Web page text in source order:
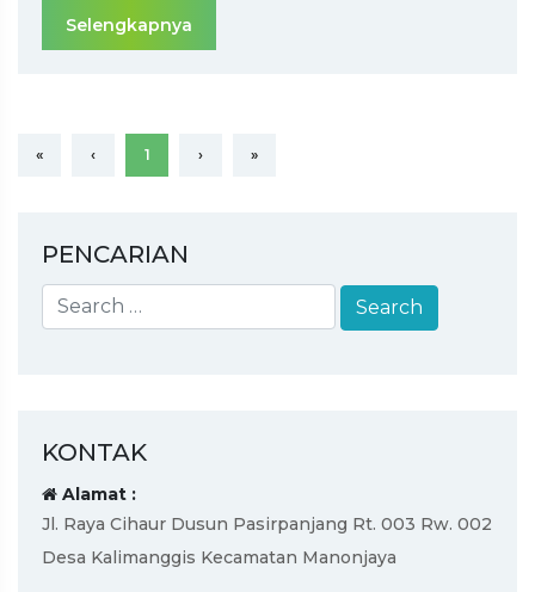
Selengkapnya
« ‹ 1 › »
PENCARIAN
KONTAK
Alamat :
Jl. Raya Cihaur Dusun Pasirpanjang Rt. 003 Rw. 002
Desa Kalimanggis Kecamatan Manonjaya